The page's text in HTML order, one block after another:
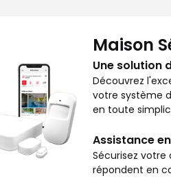
Maison
Une solution
Découvrez
votre système
en toute
Assistance
Sécurisez votre
répondent en
soyez rassuré sur ce qui